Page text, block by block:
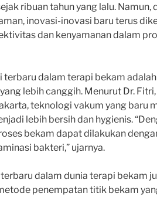
ribuan tahun yang lalu. Namun,
inovasi-inovasi baru terus
dan kenyamanan dalam
terbaru dalam terapi bekam
lebih canggih. Menurut Dr.
teknologi vakum yang baru
lebih bersih dan hygienis.
bekam dapat dilakukan
bakteri,” ujarnya.
terbaru dalam dunia terapi bekam
penempatan titik bekam